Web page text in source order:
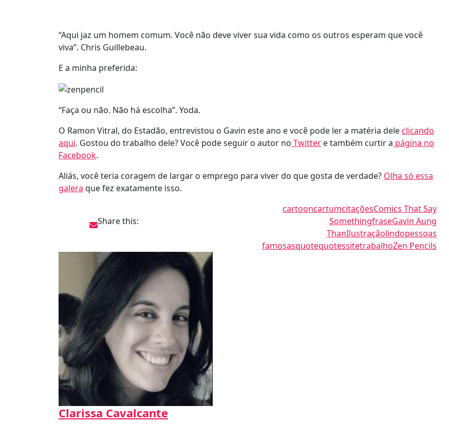
“Aqui jaz um homem comum. Você não deve viver sua vida como os outros esperam que você
viva”. Chris Guillebeau.
E a minha preferida:
“Faça ou não. Não há escolha”. Yoda.
O Ramon Vitral, do Estadão, entrevistou o Gavin este ano e você pode ler a matéria deleclicando
aqui. Gostou do trabalho dele? Você pode seguir o autor no Twitter e também curtir a página no
Facebook.
Aliás, você teria coragem de largar o emprego para viver do que gosta de verdade? Olha só essa
galera que fez exatamente isso.
Share this:
cartooncartumcitaçõesComics That Say
SomethingfraseGavin Aung
ThanIlustraçãolindopessoas
famosasquotequotessitetrabalhoZen Pencils
Clarissa Cavalcante